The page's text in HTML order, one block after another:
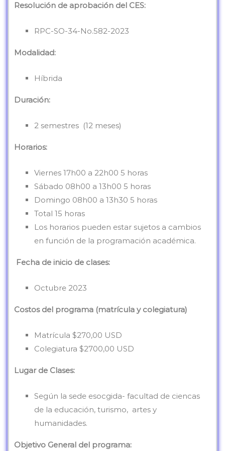
Resolución de aprobación del CES:
RPC-SO-34-No.582-2023
Modalidad:
Híbrida
Duración:
2 semestres (12 meses)
Horarios:
Viernes 17h00 a 22h00 5 horas
Sábado 08h00 a 13h00 5 horas
Domingo 08h00 a 13h30 5 horas
Total 15 horas
Los horarios pueden estar sujetos a cambios
en función de la programación académica.
Fecha de inicio de clases:
Octubre 2023
Costos del programa (matrícula y colegiatura)
Matrícula $270,00 USD
Colegiatura $2700,00 USD
Lugar de Clases:
Según la sede esocgida- facultad de ciencas
de la educación, turismo, artes y
humanidades.
Objetivo General del programa: